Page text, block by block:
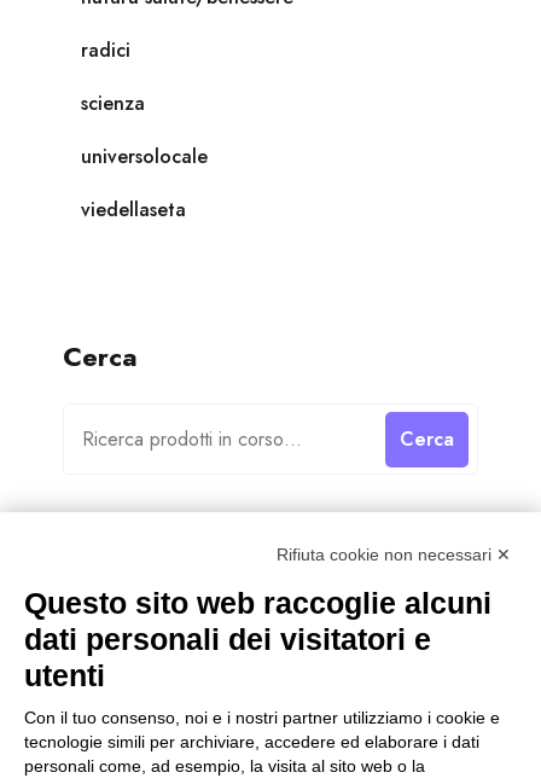
radici
scienza
universolocale
viedellaseta
Cerca
Cerca
Categorie
Categorie
Rifiuta cookie non necessari ✕
Questo sito web raccoglie alcuni
dati personali dei visitatori e
utenti
Con il tuo consenso, noi e i nostri partner utilizziamo i cookie e
tecnologie simili per archiviare, accedere ed elaborare i dati
personali come, ad esempio, la visita al sito web o la